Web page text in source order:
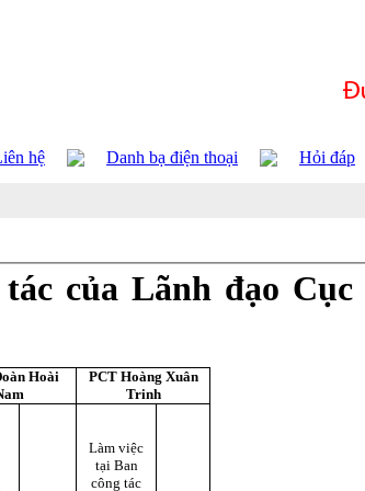
hệ Danh bạ điện thoại Hỏi đáp
của Lãnh đạo
Hoài
PCT Hoàng Xuân
Trinh
Làm việc
tại Ban
công tác